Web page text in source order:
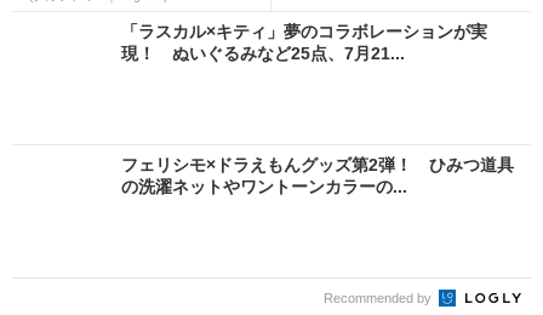
「ラスカル×キティ」夢のコラボレーションが実
現！ ぬいぐるみなど25点、7月21...
フェリシモ×ドラえもんグッズ第2弾！ ひみつ道具
の洗濯ネットやワントーンカラーの...
Recommended by